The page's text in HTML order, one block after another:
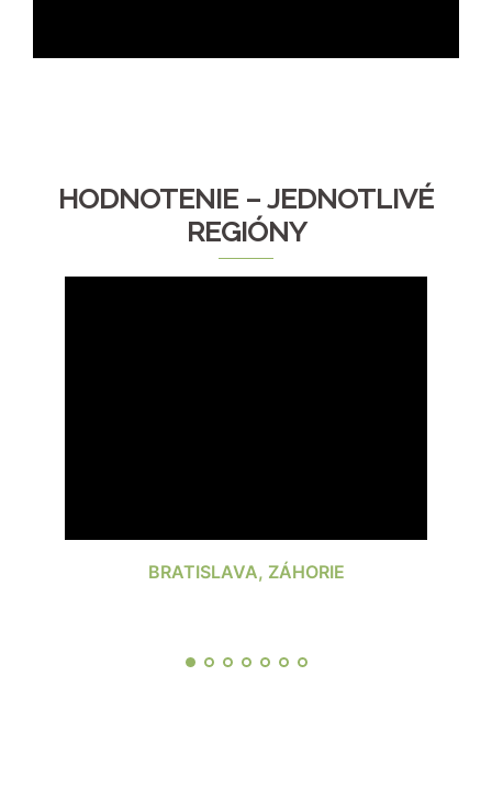
HODNOTENIE – JEDNOTLIVÉ
REGIÓNY
BRATISLAVA, ZÁHORIE